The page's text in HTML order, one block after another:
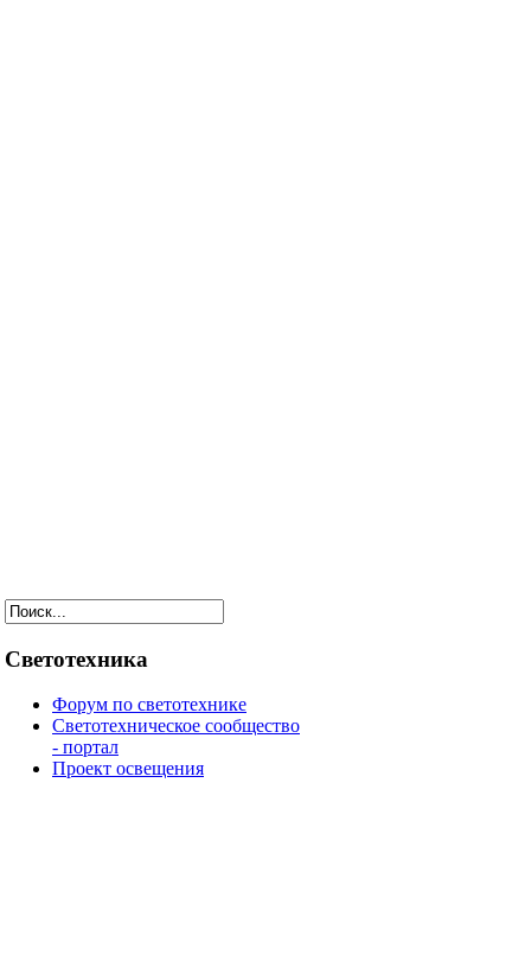
Светотехника
Форум по светотехнике
Светотехническое сообщество
- портал
Проект освещения